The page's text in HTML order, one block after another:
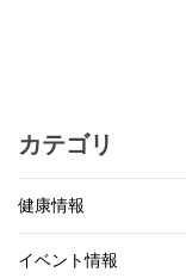
カテゴリ
健康情報
イベント情報